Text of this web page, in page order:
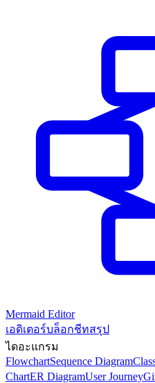
Mermaid Editor
เอดิเตอร์บล็อกชีทสรุป
ไดอะแกรม
FlowchartSequence Diagram
ChartER DiagramUser Journey